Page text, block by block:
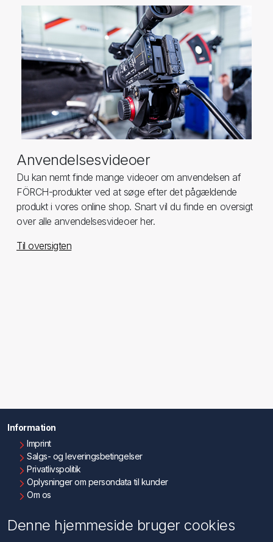
Anvendelsesvideoer
Du kan nemt finde mange videoer om anvendelsen af
FÖRCH-produkter ved at søge efter det pågældende
produkt i vores online shop. Snart vil du finde en oversigt
over alle anvendelsesvideoer her.
Til oversigten
Information
Imprint
Salgs- og leveringsbetingelser
Privatlivspolitik
Oplysninger om persondata til kunder
Om os
Denne hjemmeside bruger cookies